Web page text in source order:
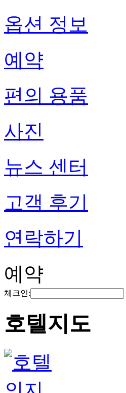
옵션 정보
예약
편의 용품
사진
뉴스 센터
고객 후기
연락하기
예약
체크인:
호텔지도